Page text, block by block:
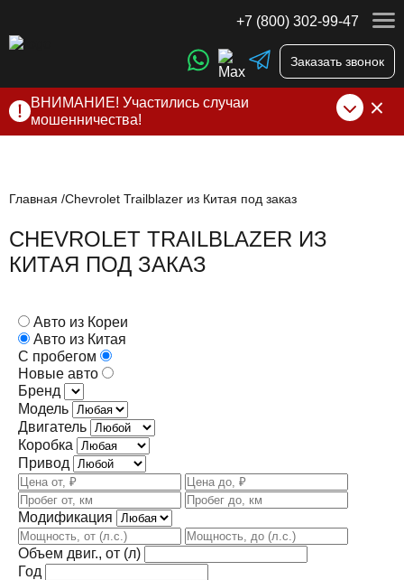
+7 (800) 302-99-47
Заказать звонок
ВНИМАНИЕ! Участились случаи
мошенничества!
нами по официальнымконтактам, указанным в соц сетях
Главная Chevrolet Trailblazer из Китая под заказ
CHEVROLET TRAILBLAZER ИЗ
КИТАЯ ПОД ЗАКАЗ
Авто из Кореи
Авто из Китая
С пробегом
Новые авто
Бренд
Модель
Двигатель
Коробка
Привод
Модификация
Объем двиг., от (л)
Год